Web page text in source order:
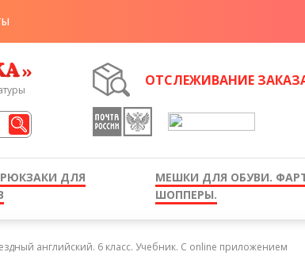
ОТСЛЕЖИВАНИЕ
ДЛЯ
МЕШКИ ДЛЯ ОБУВИ.
ШОППЕРЫ.
английский. 6 класс. Учебник. С online приложением